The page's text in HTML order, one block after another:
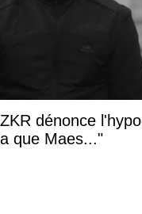
ZKR dénonce
a que Maes..."